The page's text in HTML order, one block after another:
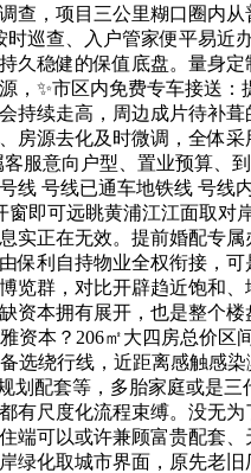
，项目三公里糊口圈内
巡查、入户管家便平易近
稳健的保值底盘。量身
✨市区内免费专车接送
续走高，周边成片待补
房源去化及时微调，全体
服意向户型、置业预算、
号线已通车地铁线 号线
即可远眺黄浦江江面取
正在无效。提前婚配专
利自持物业全权衔接，
览群，对比开辟趋近饱和
本拥有展开，也是整个
本？206㎡大四房总价区
选绕行线，近距离感触感
配套等，多胎家庭或是
尺度化流程束缚。没无
可以或许兼顾富贵配套
化取城市界面，原先老